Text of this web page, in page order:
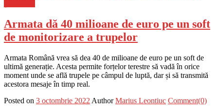
Armata dă 40 milioane de euro pe un soft
de monitorizare a trupelor
Armata Română vrea să dea 40 de milioane de euro pe un soft de
ultimă generație. Acesta permite forțelor terestre să vadă în orice
moment unde se află trupele pe câmpul de luptă, dar și să transmită
acestora mesaje în timp real.
Posted on 3 octombrie 2022 Author Marius Leontiuc Comment(0)